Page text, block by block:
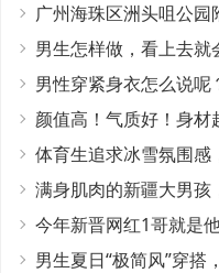
广州海珠区洲头咀公
男生怎样做，看上去就
男性穿紧身衣怎么说
这4个条件
颜值高！气质好！身
体育生追求冰雪氛围
满身肌肉的新疆大男孩
今年新晋网红1哥就是
男生夏日“极简风”穿搭